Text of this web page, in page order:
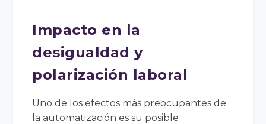
Impacto en la
desigualdad y
polarización laboral
Uno de los efectos más preocupantes de
la automatización es su posible